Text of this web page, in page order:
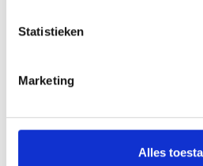
Statistieken
Marketing
Alles
Deel Op